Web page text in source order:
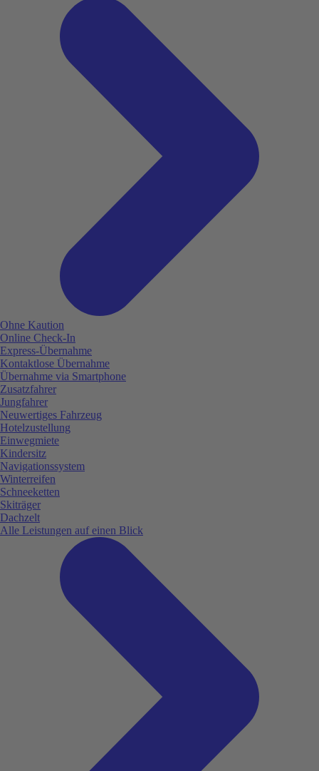
Ohne Kaution
Online Check-In
Express-Übernahme
Kontaktlose Übernahme
Übernahme via Smartphone
Zusatzfahrer
Jungfahrer
Neuwertiges Fahrzeug
Hotelzustellung
Einwegmiete
Kindersitz
Navigationssystem
Winterreifen
Schneeketten
Skiträger
Dachzelt
Alle Leistungen auf einen Blick